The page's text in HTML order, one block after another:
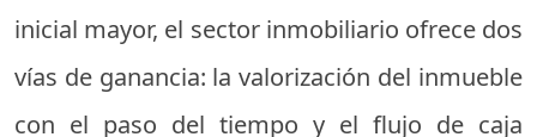
inicial mayor, el sector inmobiliario ofrece dos
vías de ganancia: la valorización del inmueble
con el paso del tiempo y el flujo de caja